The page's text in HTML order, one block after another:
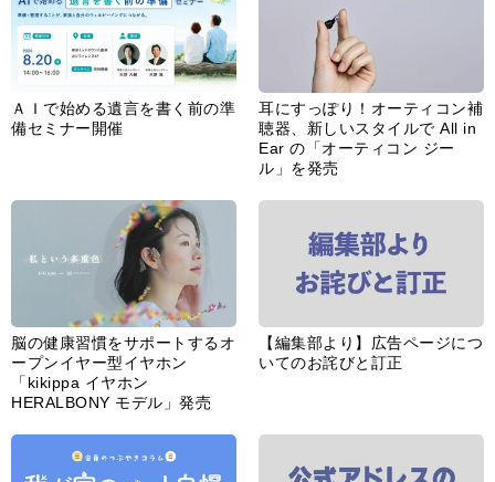
ＡＩで始める遺言を書く前の準
備セミナー開催
耳にすっぽり！オーティコン補
聴器、新しいスタイルで All in
Ear の「オーティコン ジー
ル」を発売
脳の健康習慣をサポートするオ
ープンイヤー型イヤホン
「kikippa イヤホン
HERALBONY モデル」発売
【編集部より】広告ページにつ
いてのお詫びと訂正